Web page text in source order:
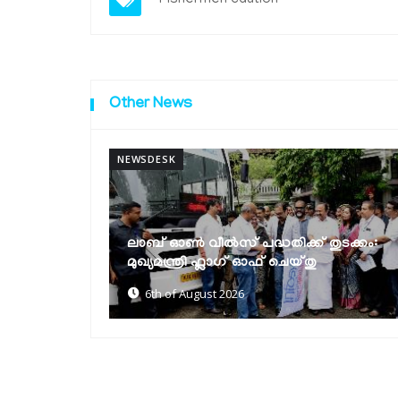
Other News
NEWSDESK
മുല്ലപ്പെരിയാറിൽ ജലനിരപ്പ് ഉയർത്താൻ
കേരളം അനുവദിക്കില്ലെന്ന് മന്ത്രി
മോൻസ് ജോസഫ്
6th of August 2026